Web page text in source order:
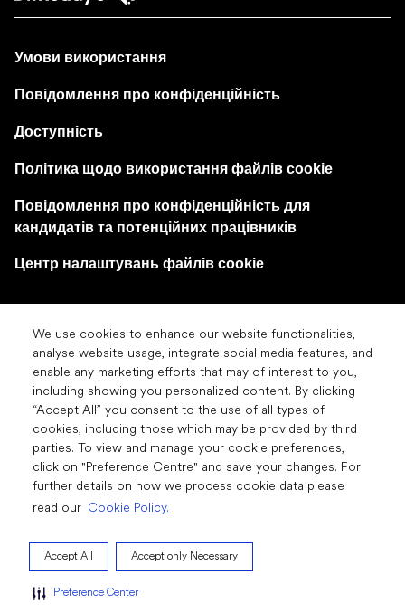
We use cookies to enhance our website functionalities,
analyse website usage, integrate social media features, and
enable any marketing efforts that may of interest to you,
including showing you personalized content. By clicking
“Accept All” you consent to the use of all types of
cookies, including those which may be provided by third
parties. To view and manage your cookie preferences,
click on "Preference Centre" and save your changes. For
further details on how we process cookie data please
read our Cookie Policy.
Accept All Accept only Necessary
Preference Center
Умови використання
Повідомлення про конфіденційність
Доступність
Політика щодо використання файлів cookie
Повідомлення про конфіденційність для
кандидатів та потенційних працівників
Центр налаштувань файлів cookie
© 2026 «Др. Редді'с Лабораторіз Лтд». Усі права
захищені. Будь ласка, прочитайте Умови
використання для отримання детальної інформації.
Якщо не вказано інше, усі назви продуктів та послуг,
що з’являються на цьому веб-сайті, є торговими
марками, що належать або ліцензовані «Др. Редді'с